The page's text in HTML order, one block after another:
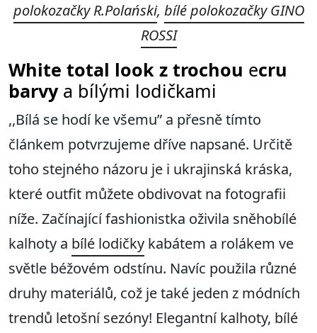
polokozačky R.Polański, bílé polokozačky GINO
ROSSI
White total look z trochou ecru
barvya bílými lodičkami
,,Bílá se hodí ke všemu” a přesně tímto
článkem potvrzujeme dříve napsané. Určitě
toho stejného názoru je i ukrajinská kráska,
které outfit můžete obdivovat na fotografii
níže. Začínající fashionistka oživila sněhobílé
kalhoty a bílé lodičky kabátem a rolákem ve
světle béžovém odstínu. Navíc použila různé
druhy materiálů, což je také jeden z módních
trendů letošní sezóny! Elegantní kalhoty, bílé